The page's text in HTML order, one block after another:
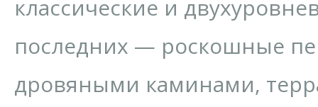
классические и
последних — роскошные
дровяными каминами,